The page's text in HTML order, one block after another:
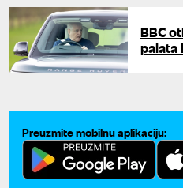
BBC
palata
Preuzmite mobilnu aplikaciju: